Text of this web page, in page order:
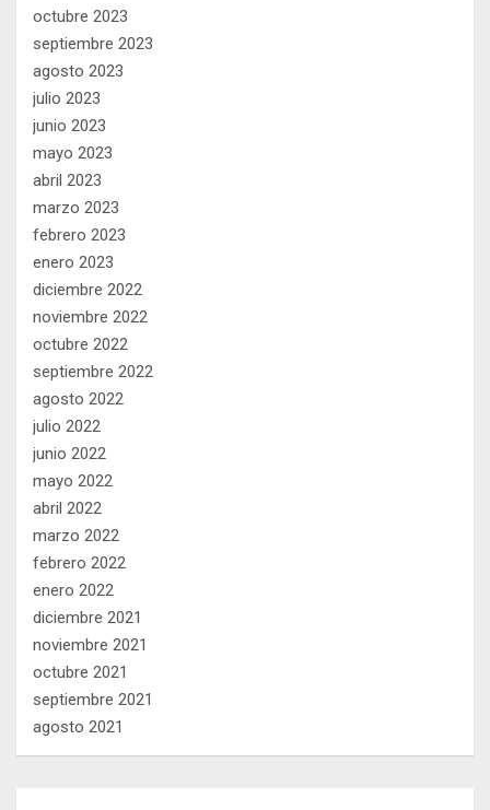
octubre 2023
septiembre 2023
agosto 2023
julio 2023
junio 2023
mayo 2023
abril 2023
marzo 2023
febrero 2023
enero 2023
diciembre 2022
noviembre 2022
octubre 2022
septiembre 2022
agosto 2022
julio 2022
junio 2022
mayo 2022
abril 2022
marzo 2022
febrero 2022
enero 2022
diciembre 2021
noviembre 2021
octubre 2021
septiembre 2021
agosto 2021